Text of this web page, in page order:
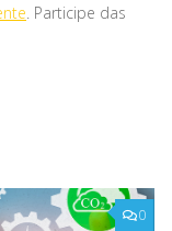
. Participe das
0